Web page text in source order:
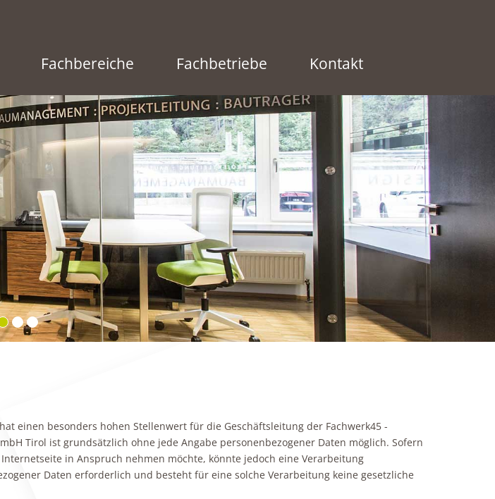
Fachbereiche Fachbetriebe Kontakt
einen besonders hohen Stellenwert für die Geschäftsleitung der Fachwerk45 -
Tirol ist grundsätzlich ohne jede Angabe personenbezogener Daten möglich. Sofern
in Anspruch nehmen möchte, könnte jedoch eine Verarbeitung
Daten erforderlich und besteht für eine solche Verarbeitung keine gesetzliche